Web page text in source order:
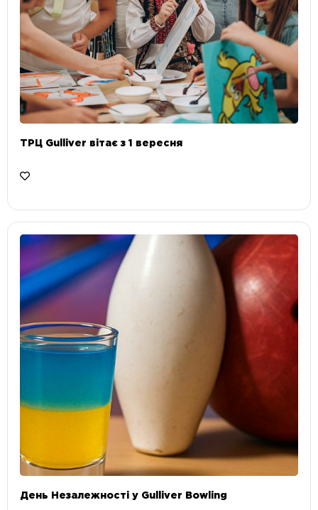
ТРЦ Gulliver вітає з 1 вересня
День Незалежності у Gulliver Bowling